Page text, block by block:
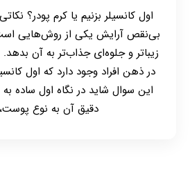
اول کانسیلر بزنیم یا کرم پودر؟
بی‌نقص آرایش یکی از روش‌هایی است
زیباتر و جلوه‌ای جذاب‌تر به آن
در ذهن افراد وجود دارد که اول
این سوال شاید در نگاه اول ساده
دقیق آن به نوع